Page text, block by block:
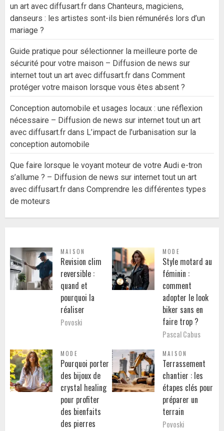
un art avec diffusart.fr dans Chanteurs, magiciens,
danseurs : les artistes sont-ils bien rémunérés lors d’un
mariage ?
Guide pratique pour sélectionner la meilleure porte de
sécurité pour votre maison – Diffusion de news sur
internet tout un art avec diffusart.fr dans Comment
protéger votre maison lorsque vous êtes absent ?
Conception automobile et usages locaux : une réflexion
nécessaire – Diffusion de news sur internet tout un art
avec diffusart.fr dans L’impact de l’urbanisation sur la
conception automobile
Que faire lorsque le voyant moteur de votre Audi e-tron
s’allume ? – Diffusion de news sur internet tout un art
avec diffusart.fr dans Comprendre les différentes types
de moteurs
MAISON
Revision clim
reversible :
quand et
pourquoi la
réaliser
Povoski
MODE
Style motard au
féminin :
comment
adopter le look
biker sans en
faire trop ?
Pascal Cabus
MODE
Pourquoi porter
des bijoux de
crystal healing
pour profiter
des bienfaits
des pierres
MAISON
Terrassement
chantier : les
étapes clés pour
préparer un
terrain
Povoski